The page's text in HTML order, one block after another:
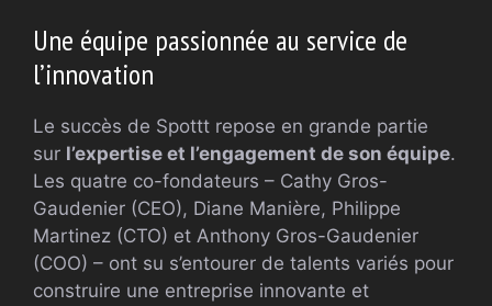
Une équipe passionnée au service de
l’innovation
Le succès de Spottt repose en grande partie
sur l’expertise et l’engagement de son équipe.
Les quatre co-fondateurs – Cathy Gros-
Gaudenier (CEO), Diane Manière, Philippe
Martinez (CTO) et Anthony Gros-Gaudenier
(COO) – ont su s’entourer de talents variés pour
construire une entreprise innovante et